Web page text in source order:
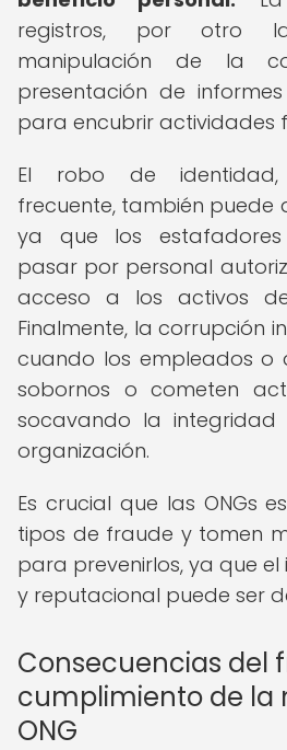
registros, por otro
manipulación de la
presentación de
para encubrir actividades
El robo de identidad,
frecuente, también puede
ya que los estafadores
pasar por personal
acceso a los activos
Finalmente, la corrupción
cuando los empleados o
sobornos o cometen
socavando la
organización.
Es crucial que las ONGs
tipos de fraude y tomen
para prevenirlos, ya que
y reputacional puede ser
Consecuencias del
cumplimiento de la
ONG